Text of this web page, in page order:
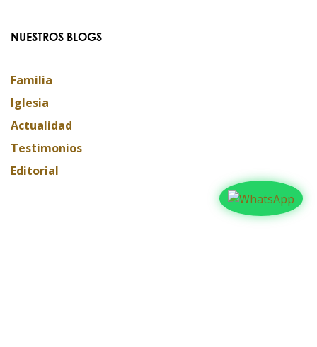
NUESTROS BLOGS
Familia
Iglesia
Actualidad
Testimonios
Editorial